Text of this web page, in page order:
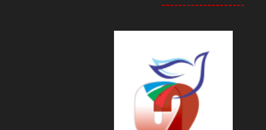
--------------------